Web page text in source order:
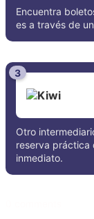
Encuentra
es a través de
3
Otro
reserva práctica
inmediato.